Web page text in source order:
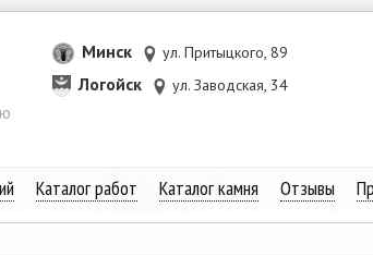
Минск ул. Притыцкого, 89
Логойск ул. Заводская, 34
Каталог работ Каталог камня Отзывы